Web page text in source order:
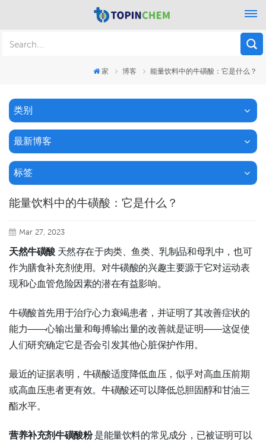
家 博客 能量饮料中的牛磺酸：它是什么？
类别
最新博客
标签
能量饮料中的牛磺酸：它是什么？
Mar 27, 2023
天然牛磺酸 天然存在于肉类、鱼类、乳制品和母乳中，也可
作为膳食补充剂使用。对牛磺酸的兴趣主要源于它对运动表
现和心血管危险因素的潜在有益影响。
牛磺酸首先用于治疗心力衰竭患者，并证明了其改善症状的
能力——心输出量和每搏输出量的改善就是证明——这促使
人们研究确定它是否会引发其他心脏保护作用。
最近的证据表明，牛磺酸适度降低血压，似乎对高血压前期
或高血压患者更有效。牛磺酸还可以降低总胆固醇和甘油三
酯水平。
营养补充剂牛磺酸粉是能量饮料的常见成分，已被证明可以